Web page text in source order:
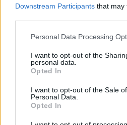
Downstream Participants that may
Personal Data Processing
I want to opt-out of the
personal data.
Opted In
I want to opt-out of the Sale
Personal Data.
Opted In
Επιπλέον
Σειρά:TRIANGOLO FLU
Περιγραφή:
Φυσική ενισχυμένη τρίχα.
Ξύλινη τριγωνική λαβή.
Αποσπώμενο διαχωριστικό
Εξωτερική Διάμετρος:22mm